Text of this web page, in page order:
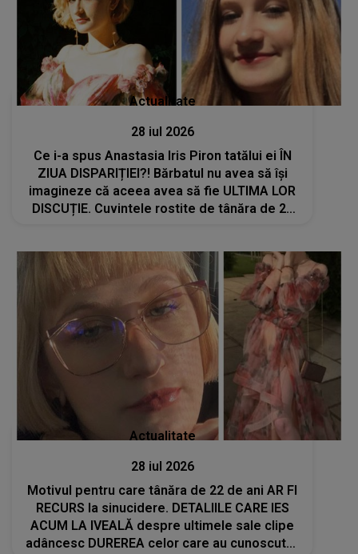
Actualitate
28 iul 2026
Ce i-a spus Anastasia Iris Piron tatălui ei ÎN
ZIUA DISPARIȚIEI?! Bărbatul nu avea să își
imagineze că aceea avea să fie ULTIMA LOR
DISCUȚIE. Cuvintele rostite de tânăra de 22
Actualitate
28 iul 2026
Motivul pentru care tânăra de 22 de ani AR FI
RECURS la sinucidere. DETALIILE CARE IES
ACUM LA IVEALĂ despre ultimele sale clipe
adâncesc DUREREA celor care au cunoscut-o